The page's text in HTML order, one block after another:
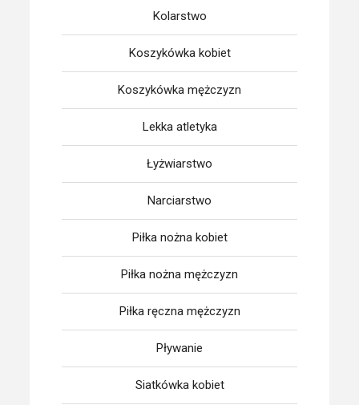
Kolarstwo
Koszykówka kobiet
Koszykówka mężczyzn
Lekka atletyka
Łyżwiarstwo
Narciarstwo
Piłka nożna kobiet
Piłka nożna mężczyzn
Piłka ręczna mężczyzn
Pływanie
Siatkówka kobiet